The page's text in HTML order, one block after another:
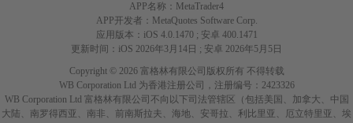
APP名称：MetaTrader4
APP开发者：MetaQuotes Software Corp.
应用版本：iOS 4.0.1470 ; 安卓 400.1471
更新时间：iOS 2026年3月14日 ; 安卓 2026年5月5日
Copyright © 2026 富格林有限公司版权所有 不得转载
WB Corporation Ltd 为香港注册公司，注册编号：2423326
WB Corporation Ltd 富格林有限公司不向以下司法管辖区（包括美国、加拿大、中国
大陆、南罗得西亚、南非、前南斯拉夫、海地、安哥拉、利比里亚、厄立特里亚、埃